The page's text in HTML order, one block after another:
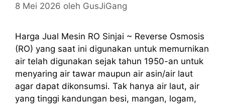
8 Mei 2026 oleh GusJiGang
Harga Jual Mesin RO Sinjai ~ Reverse Osmosis
(RO) yang saat ini digunakan untuk memurnikan
air telah digunakan sejak tahun 1950-an untuk
menyaring air tawar maupun air asin/air laut
agar dapat dikonsumsi. Tak hanya air laut, air
yang tinggi kandungan besi, mangan, logam,